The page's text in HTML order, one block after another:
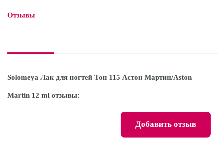
Отзывы
Solomeya Лак для ногтей Тон 115 Астон Мартин/Aston
Martin 12 ml отзывы:
Добавить отзыв